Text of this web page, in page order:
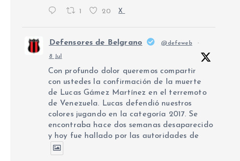
1 20 X
Defensores de Belgrano @defeweb ·
8 Jul
Con profundo dolor queremos compartir
con ustedes la confirmación de la muerte
de Lucas Gámez Martínez en el terremoto
de Venezuela. Lucas defendió nuestros
colores jugando en la categoría 2017. Se
encontraba hace dos semanas desaparecido
y hoy fue hallado por las autoridades de